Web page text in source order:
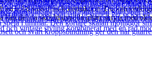
solid sassafras-konstruktion. Du kan
denna skräddarsydda gitarr skryta med